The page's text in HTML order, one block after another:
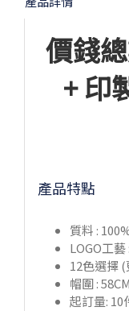
價錢
+ 印
產品特點
質料 :
LOGO工
12色選擇
帽圍 :
起訂量: 10